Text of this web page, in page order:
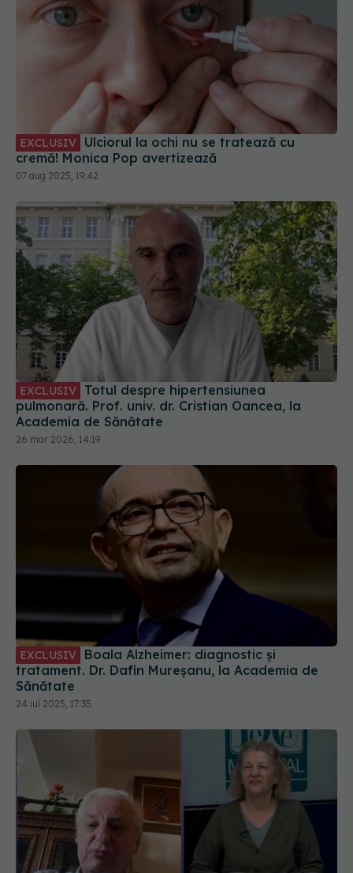
EXCLUSIV
cremă! Monica Pop avertizează
07 aug 2025, 19:42
EXCLUSIV
pulmonară. Prof. univ. dr. Cristian Oancea, la
Academia de Sănătate
26 mar 2026, 14:19
EXCLUSIV
tratament. Dr. Dafin Mureșanu, la Academia de
Sănătate
24 iul 2025, 17:35